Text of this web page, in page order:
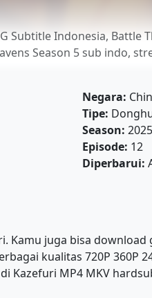
Subtitle Indonesia, Battle
Season 5 sub indo,
Negara:
Tipe:
Season: 2025
Episode: 12
Diperbarui:
Kamu juga bisa download
kualitas 720P 360P
Kazefuri MP4 MKV